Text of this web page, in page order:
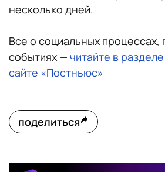
несколько дней.
Все о социальных процессах,
событиях — читайте в
сайте «Постньюс»
поделиться